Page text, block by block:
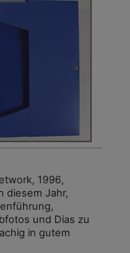
1996,
diesem Jahr,
und Dias zu
in gutem